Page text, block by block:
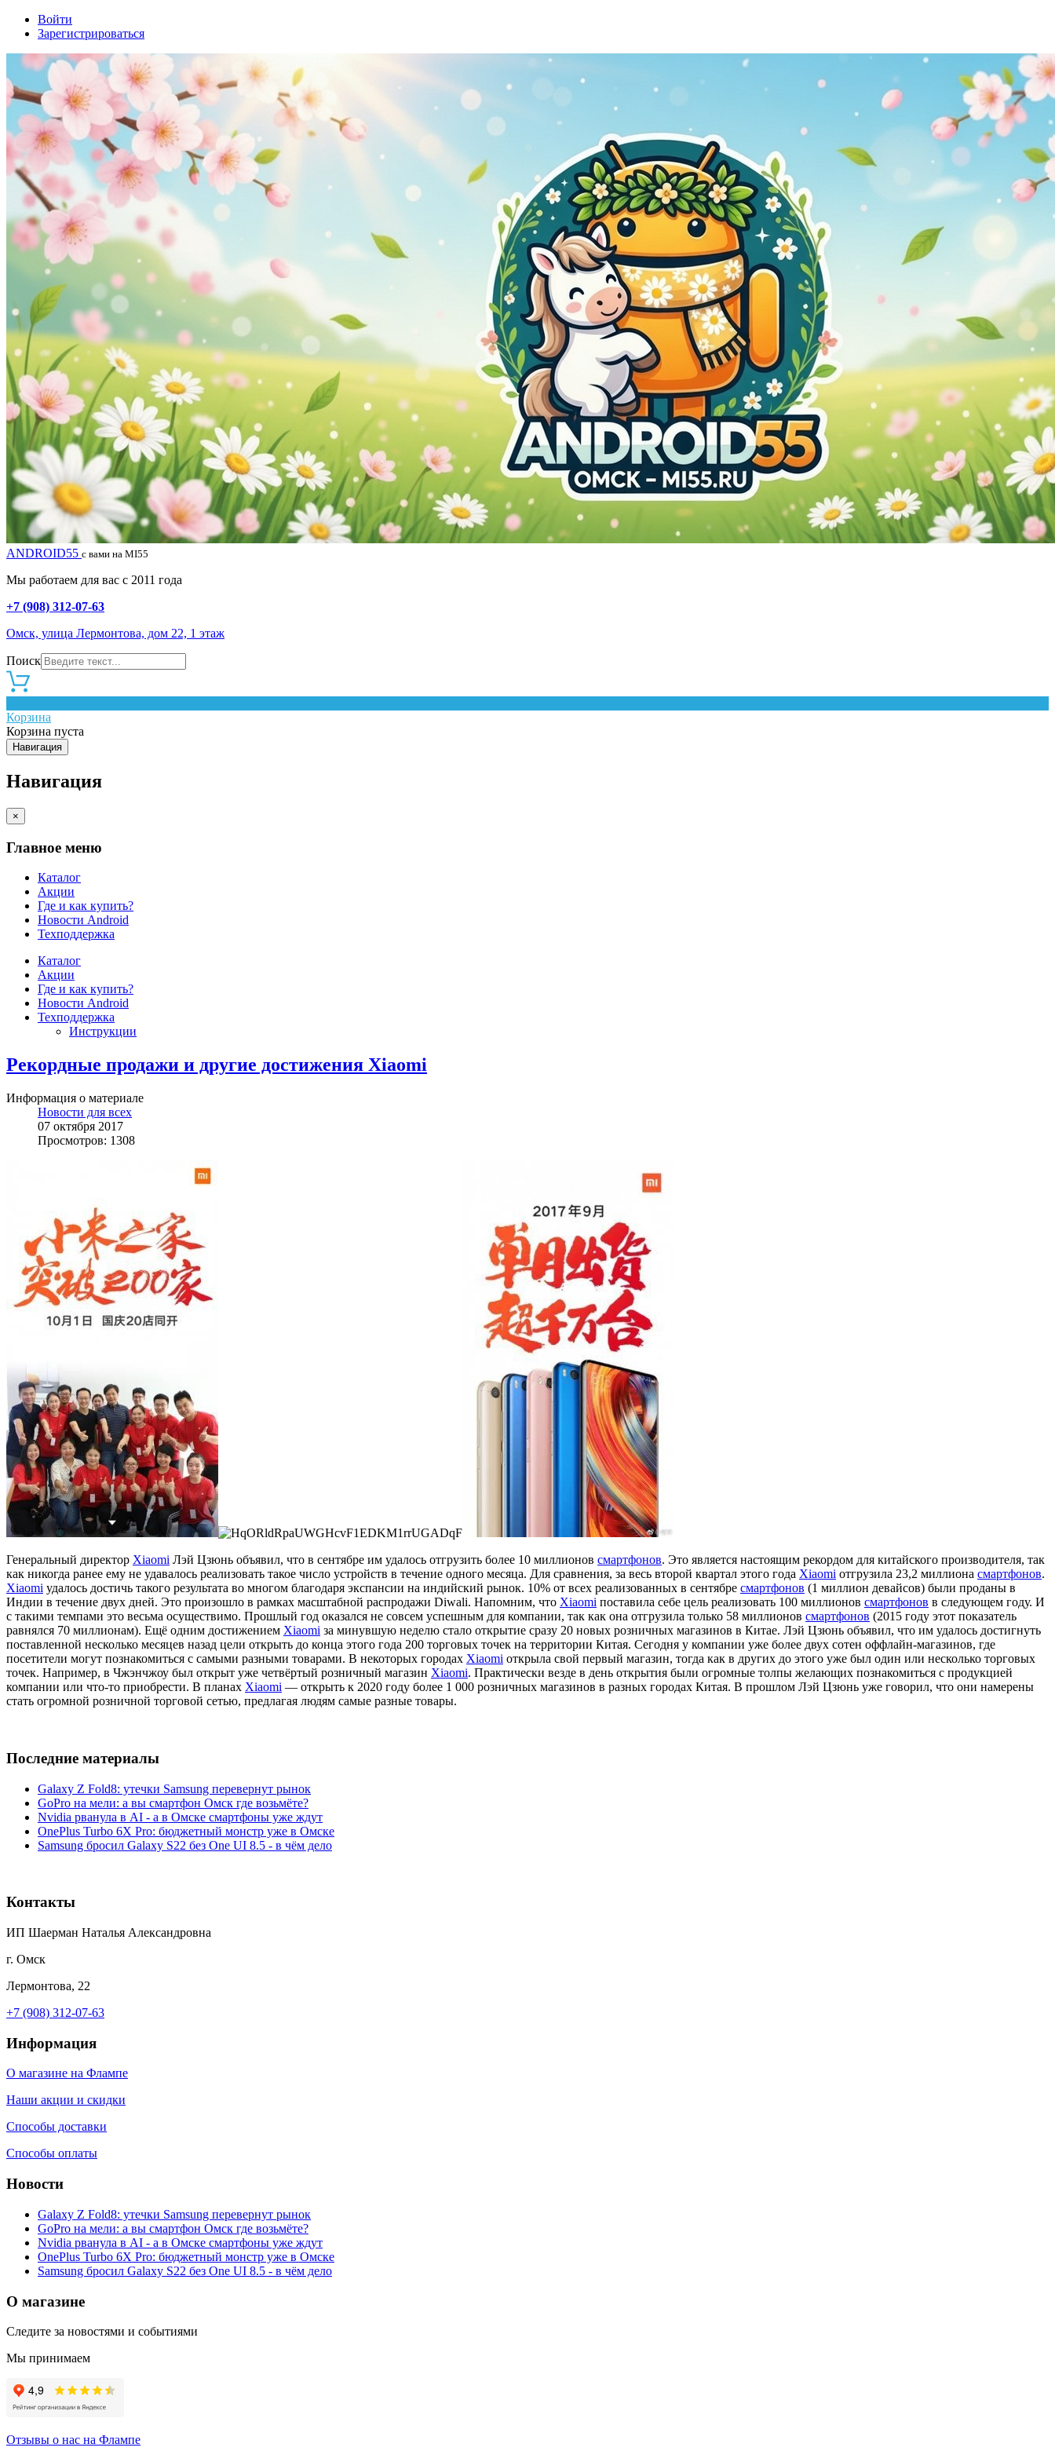
Войти
Зарегистрироваться
ANDROID55 с вами на MI55
Мы работаем для вас с 2011 года
+7 (908) 312-07-63
Омск, улица Лермонтова, дом 22, 1 этаж
Поиск
Корзина
Корзина пуста
Навигация
Навигация
×
Главное меню
Каталог
Акции
Где и как купить?
Новости Android
Техподдержка
Каталог
Акции
Где и как купить?
Новости Android
Техподдержка
Инструкции
Рекордные продажи и другие достижения Xiaomi
Информация о материале
Новости для всех
07 октября 2017
Просмотров: 1308
Генеральный директор Xiaomi Лэй Цзюнь объявил, что в сентябре им удалось отгрузить более 10 миллионов смартфонов. Это является настоящим рекордом для китайского производителя, так
как никогда ранее ему не удавалось реализовать такое число устройств в течение одного месяца. Для сравнения, за весь второй квартал этого года Xiaomi отгрузила 23,2 миллиона смартфонов.
Xiaomi удалось достичь такого результата во многом благодаря экспансии на индийский рынок. 10% от всех реализованных в сентябре смартфонов (1 миллион девайсов) были проданы в
Индии в течение двух дней. Это произошло в рамках масштабной распродажи Diwali. Напомним, что Xiaomi поставила себе цель реализовать 100 миллионов смартфонов в следующем году. И
с такими темпами это весьма осуществимо. Прошлый год оказался не совсем успешным для компании, так как она отгрузила только 58 миллионов смартфонов (2015 году этот показатель
равнялся 70 миллионам). Ещё одним достижением Xiaomi за минувшую неделю стало открытие сразу 20 новых розничных магазинов в Китае. Лэй Цзюнь объявил, что им удалось достигнуть
поставленной несколько месяцев назад цели открыть до конца этого года 200 торговых точек на территории Китая. Сегодня у компании уже более двух сотен оффлайн-магазинов, где
посетители могут познакомиться с самыми разными товарами. В некоторых городах Xiaomi открыла свой первый магазин, тогда как в других до этого уже был один или несколько торговых
точек. Например, в Чжэнчжоу был открыт уже четвёртый розничный магазин Xiaomi. Практически везде в день открытия были огромные толпы желающих познакомиться с продукцией
компании или что-то приобрести. В планах Xiaomi — открыть к 2020 году более 1 000 розничных магазинов в разных городах Китая. В прошлом Лэй Цзюнь уже говорил, что они намерены
стать огромной розничной торговой сетью, предлагая людям самые разные товары.
Последние материалы
Galaxy Z Fold8: утечки Samsung перевернут рынок
GoPro на мели: а вы смартфон Омск где возьмёте?
Nvidia рванула в AI - а в Омске смартфоны уже ждут
OnePlus Turbo 6X Pro: бюджетный монстр уже в Омске
Samsung бросил Galaxy S22 без One UI 8.5 - в чём дело
Контакты
ИП Шаерман Наталья Александровна
г. Омск
Лермонтова, 22
+7 (908) 312-07-63
Информация
О магазине на Флампе
Наши акции и скидки
Способы доставки
Способы оплаты
Новости
Galaxy Z Fold8: утечки Samsung перевернут рынок
GoPro на мели: а вы смартфон Омск где возьмёте?
Nvidia рванула в AI - а в Омске смартфоны уже ждут
OnePlus Turbo 6X Pro: бюджетный монстр уже в Омске
Samsung бросил Galaxy S22 без One UI 8.5 - в чём дело
О магазине
Следите за новостями и событиями
Мы принимаем
Отзывы о нас на Флампе